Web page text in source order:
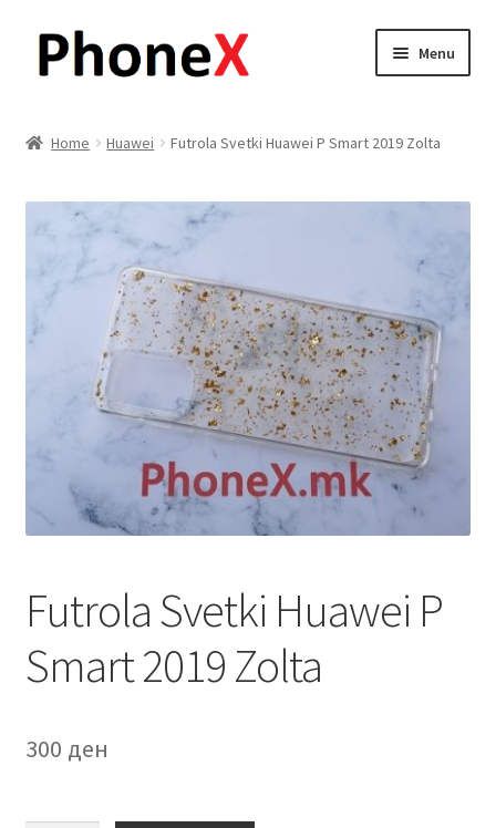
Skip
Skip
Menu
Sample Page
Детали за испорака
Контакт
Мој профил
Home Huawei Futrola Svetki Huawei P Smart 2019 Zolta
Futrola Svetki Huawei P
Smart 2019 Zolta
300 ден